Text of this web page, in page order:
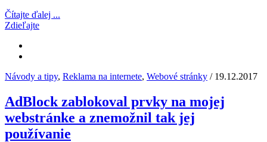
Čítajte ďalej ...
Zdieľajte
Návody a tipy, Reklama na internete, Webové stránky / 19.12.2017
AdBlock zablokoval prvky na mojej
webstránke a znemožnil tak jej
používanie